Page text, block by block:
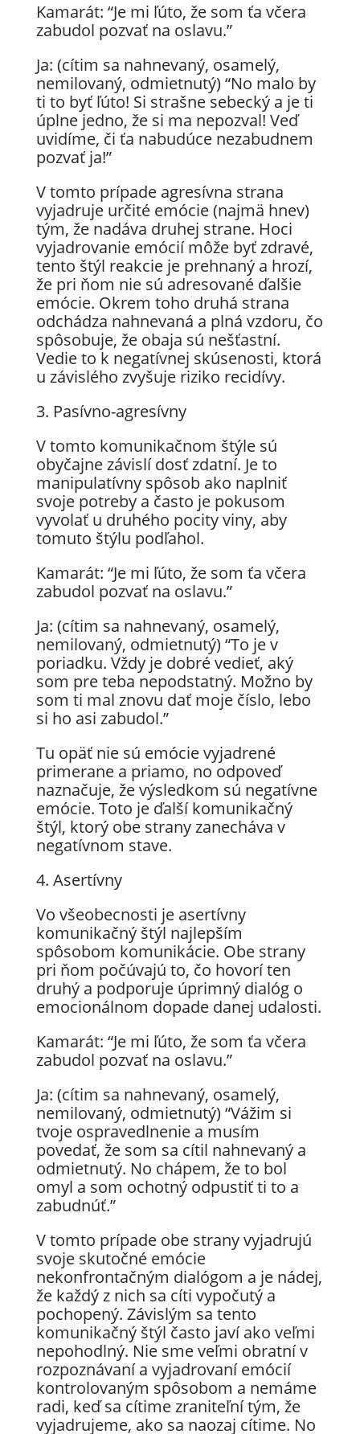
Kamarát: “Je mi ľúto, že som ťa včera
zabudol pozvať na oslavu.”
Ja: (cítim sa nahnevaný, osamelý,
nemilovaný, odmietnutý) “No malo by
ti to byť ľúto! Si strašne sebecký a je ti
úplne jedno, že si ma nepozval! Veď
uvidíme, či ťa nabudúce nezabudnem
pozvať ja!”
V tomto prípade agresívna strana
vyjadruje určité emócie (najmä hnev)
tým, že nadáva druhej strane. Hoci
vyjadrovanie emócií môže byť zdravé,
tento štýl reakcie je prehnaný a hrozí,
že pri ňom nie sú adresované ďalšie
emócie. Okrem toho druhá strana
odchádza nahnevaná a plná vzdoru, čo
spôsobuje, že obaja sú nešťastní.
Vedie to k negatívnej skúsenosti, ktorá
u závislého zvyšuje riziko recidívy.
3. Pasívno-agresívny
V tomto komunikačnom štýle sú
obyčajne závislí dosť zdatní. Je to
manipulatívny spôsob ako naplniť
svoje potreby a často je pokusom
vyvolať u druhého pocity viny, aby
tomuto štýlu podľahol.
Kamarát: “Je mi ľúto, že som ťa včera
zabudol pozvať na oslavu.”
Ja: (cítim sa nahnevaný, osamelý,
nemilovaný, odmietnutý) “To je v
poriadku. Vždy je dobré vedieť, aký
som pre teba nepodstatný. Možno by
som ti mal znovu dať moje číslo, lebo
si ho asi zabudol.”
Tu opäť nie sú emócie vyjadrené
primerane a priamo, no odpoveď
naznačuje, že výsledkom sú negatívne
emócie. Toto je ďalší komunikačný
štýl, ktorý obe strany zanecháva v
negatívnom stave.
4. Asertívny
Vo všeobecnosti je asertívny
komunikačný štýl najlepším
spôsobom komunikácie. Obe strany
pri ňom počúvajú to, čo hovorí ten
druhý a podporuje úprimný dialóg o
emocionálnom dopade danej udalosti.
Kamarát: “Je mi ľúto, že som ťa včera
zabudol pozvať na oslavu.”
Ja: (cítim sa nahnevaný, osamelý,
nemilovaný, odmietnutý) “Vážim si
tvoje ospravedlnenie a musím
povedať, že som sa cítil nahnevaný a
odmietnutý. No chápem, že to bol
omyl a som ochotný odpustiť ti to a
zabudnúť.”
V tomto prípade obe strany vyjadrujú
svoje skutočné emócie
nekonfrontačným dialógom a je nádej,
že každý z nich sa cíti vypočutý a
pochopený. Závislým sa tento
komunikačný štýl často javí ako veľmi
nepohodlný. Nie sme veľmi obratní v
rozpoznávaní a vyjadrovaní emócií
kontrolovaným spôsobom a nemáme
radi, keď sa cítime zraniteľní tým, že
vyjadrujeme, ako sa naozaj cítime. No